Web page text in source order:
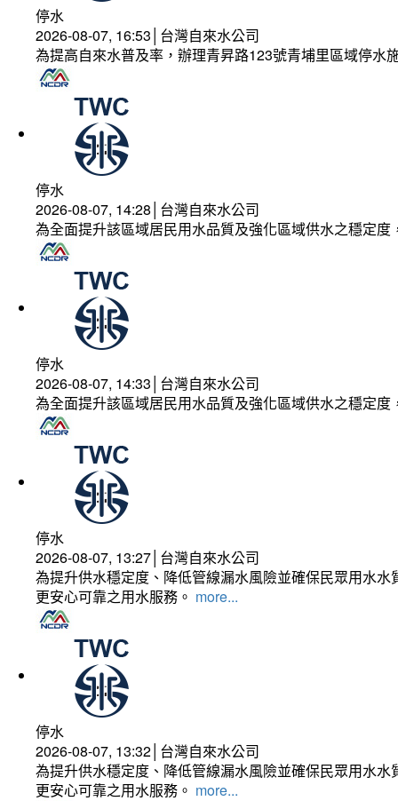
停水
2026-08-07, 16:53│台灣自來水公司
為提高自來水普及率，辦理青昇路123號青埔里區域停水
停水
2026-08-07, 14:28│台灣自來水公司
為全面提升該區域居民用水品質及強化區域供水之穩定
停水
2026-08-07, 14:33│台灣自來水公司
為全面提升該區域居民用水品質及強化區域供水之穩定
停水
2026-08-07, 13:27│台灣自來水公司
為提升供水穩定度、降低管線漏水風險並確保民眾用水
更安心可靠之用水服務。 more...
停水
2026-08-07, 13:32│台灣自來水公司
為提升供水穩定度、降低管線漏水風險並確保民眾用水
更安心可靠之用水服務。 more...